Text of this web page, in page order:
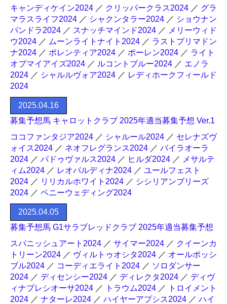
キャンディケイン2024 ／ クリッパークラス2024 ／ グラ
マラスライフ2024 ／ シャクンタラー2024 ／ ショウナン
パンドラ2024 ／ スナッチマインド2024 ／ メリーウィド
ウ2024 ／ ムーンライトナイト2024 ／ ラストプリマドン
ナ2024 ／ ポレンティア2024 ／ ポーレン2024 ／ ライト
オブマイアイズ2024 ／ ルコントブルー2024 ／ エノラ
2024 ／ シャルルヴォア2024 ／ レディホークフィールド
2024
2025.04.16
募集予想馬 キャロットクラブ 2025年適当募集予想 Ver.1
ココファンタジア2024 ／ シャルール2024 ／ セレナズヴ
ォイス2024 ／ ネオフレグランス2024 ／ バイラオーラ
2024 ／ パドゥヴァルス2024 ／ ヒルダ2024 ／ メサルテ
ィム2024 ／ レオパルディナ2024 ／ ユールフェスト
2024 ／ リリカルホワイト2024 ／ シシリアンブリーズ
2024 ／ ペニーウェディング2024
2025.04.05
募集予想馬 G1サラブレッドクラブ 2025年適当募集予想
スパニッシュアート2024 ／ サイマー2024 ／ クイーンカ
トリーン2024 ／ ヴィルトゥオシタ2024 ／ オールポッシ
ブル2024 ／ コーディエライト2024 ／ ソロダンサー
2024 ／ ディセンシー2024 ／ ディレクタ2024 ／ ディヴ
ィナプレシオーサ2024 ／ トラウム2024 ／
トロイメント
2024 ／ ナターレ2024 ／ ハイヤーアプシス2024 ／ ハイ